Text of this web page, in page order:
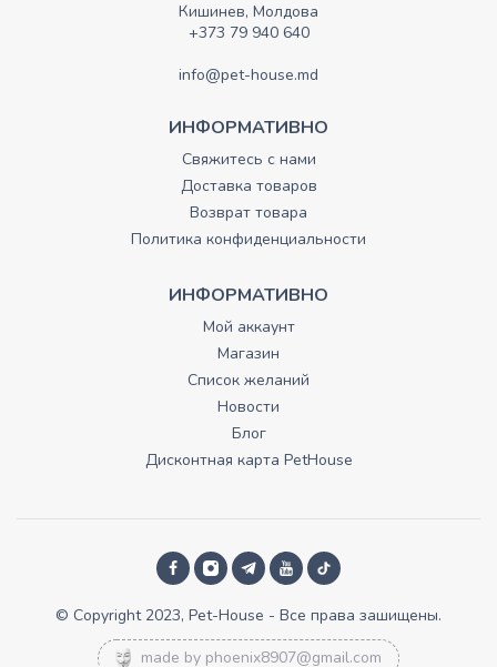
Кишинев, Молдова
+373 79 940 640
info@pet-house.md
ИНФОРМАТИВНО
Свяжитесь с нами
Доставка товаров
Возврат товара
Политика конфиденциальности
ИНФОРМАТИВНО
Мой аккаунт
Магазин
Список желаний
Новости
Блог
Дисконтная карта PetHouse
© Copyright 2023, Pet-House - Все права зашищены.
made by phoenix8907@gmail.com